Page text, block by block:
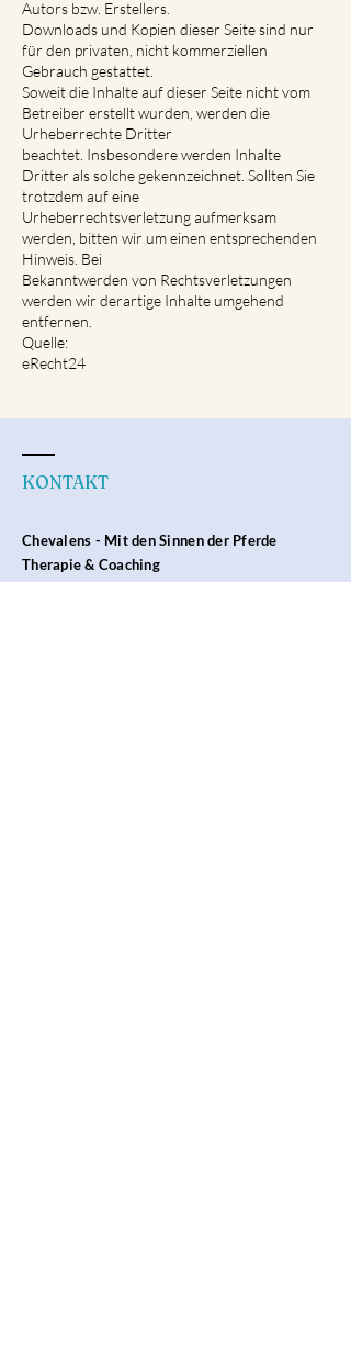
Autors bzw. Erstellers.
Downloads und Kopien dieser Seite sind nur
für den privaten, nicht kommerziellen
Gebrauch gestattet.
Soweit die Inhalte auf dieser Seite nicht vom
Betreiber erstellt wurden, werden die
Urheberrechte Dritter
beachtet. Insbesondere werden Inhalte
Dritter als solche gekennzeichnet. Sollten Sie
trotzdem auf eine
Urheberrechtsverletzung aufmerksam
werden, bitten wir um einen entsprechenden
Hinweis. Bei
Bekanntwerden von Rechtsverletzungen
werden wir derartige Inhalte umgehend
entfernen.
Quelle:
eRecht24
KONTAKT
Chevalens - Mit den Sinnen der Pferde
Therapie & Coaching